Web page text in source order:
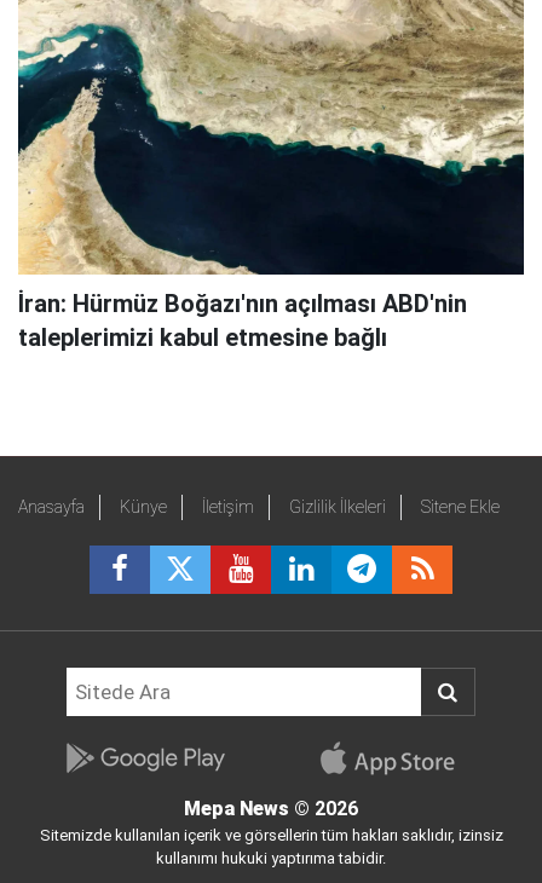
İran: Hürmüz Boğazı'nın açılması ABD'nin
taleplerimizi kabul etmesine bağlı
Anasayfa Künye İletişim Gizlilik İlkeleri Sitene Ekle
Mepa News © 2026
Sitemizde kullanılan içerik ve görsellerin tüm hakları saklıdır, izinsiz
kullanımı hukuki yaptırıma tabidir.